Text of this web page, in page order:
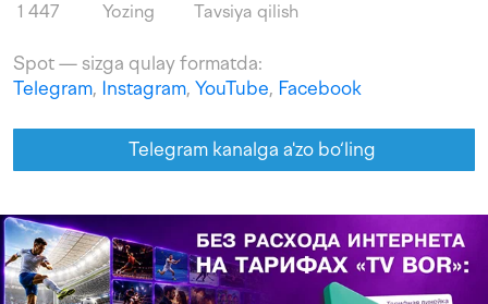
1 447 Yozing Tavsiya qilish
Spot — sizga qulay formatda:
Telegram, Instagram, YouTube, Facebook
Telegram kanalga a'zo bo‘ling